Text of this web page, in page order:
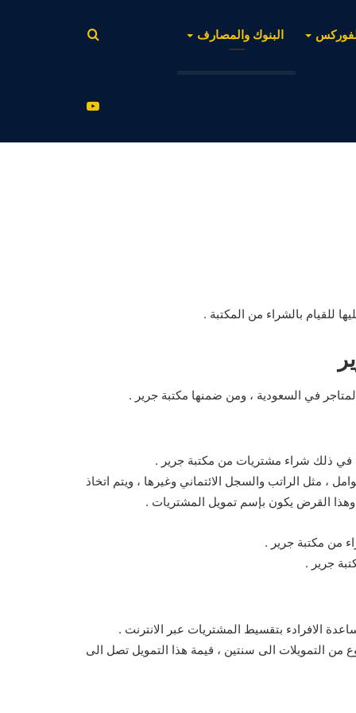
البنوك والمصارف
عن
للقيام بالشراء من المكتبة .
في السعودية ، ومن ضمنها مكتبة جرير .
في ذلك شراء مشتريات من مكتبة جرير .
مثل الراتب والسجل الائتماني وغيرها ، ويتم اتخاذ
القرض يكون بإسم تمويل المشتريات .
من مكتبة جرير .
جرير .
الافرادء بتقسيط المشتريات عبر الانترنت .
التمويلات الى سنتين ، قيمة هذا التمويل تصل الى